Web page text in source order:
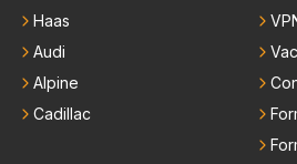
Haas
Audi
Alpine
Cadillac